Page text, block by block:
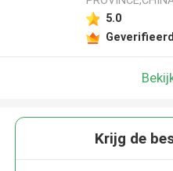
5.0
Krijg de